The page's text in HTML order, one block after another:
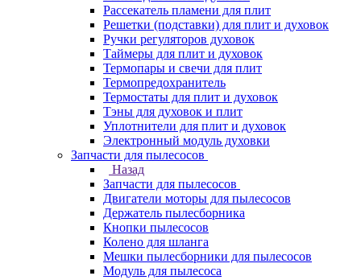
Рассекатель пламени для плит
Решетки (подставки) для плит и духовок
Ручки регуляторов духовок
Таймеры для плит и духовок
Термопары и свечи для плит
Термопредохранитель
Термостаты для плит и духовок
Тэны для духовок и плит
Уплотнители для плит и духовок
Электронный модуль духовки
Запчасти для пылесосов
Назад
Запчасти для пылесосов
Двигатели моторы для пылесосов
Держатель пылесборника
Кнопки пылесосов
Колено для шланга
Мешки пылесборники для пылесосов
Модуль для пылесоса